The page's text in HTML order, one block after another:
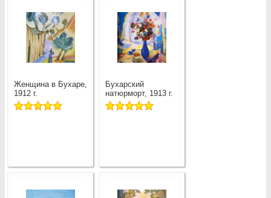
Женщина в Бухаре,
1912 г.
Бухарский
натюрморт, 1913 г.